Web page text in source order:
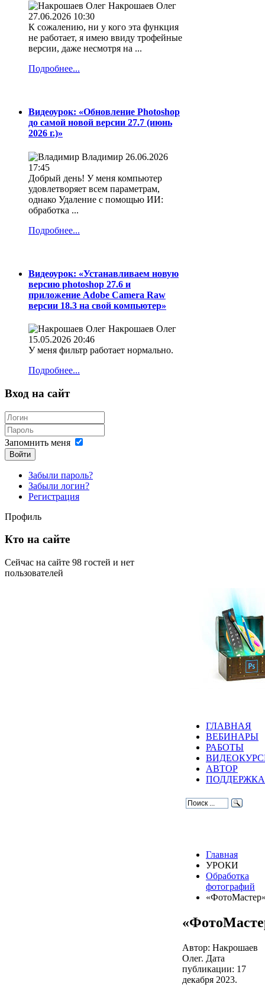
Накрошаев Олег
27.06.2026 10:30
К сожалению, ни у кого эта функция
не работает, я имею ввиду трофейные
версии, даже несмотря на ...
Подробнее...
Видеоурок: «Обновление Photoshop
до самой новой версии 27.7 (июнь
2026 г.)»
Владимир 26.06.2026
17:45
Добрый день! У меня компьютер
удовлетворяет всем параметрам,
однако Удаление с помощью ИИ:
обработка ...
Подробнее...
Видеоурок: «Устанавливаем новую
версию photoshop 27.6 и
приложение Adobe Camera Raw
версии 18.3 на свой компьютер»
Накрошаев Олег
15.05.2026 20:46
У меня фильтр работает нормально.
Подробнее...
Вход на сайт
Запомнить меня
Войти
Забыли пароль?
Забыли логин?
Регистрация
Профиль
Кто на сайте
Сейчас на сайте 98 гостей и нет
пользователей
ГЛАВНАЯ
ВЕБИНАРЫ
РАБОТЫ
АВТОР
ПОДДЕРЖКА
Главная
УРОКИ
Обработка
фотографий
Автор: Накрошаев
Олег. Дата
публикации: 17
декабря 2023.